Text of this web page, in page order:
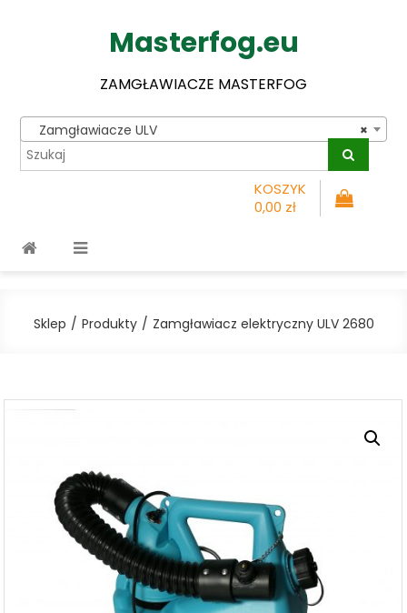
Masterfog.eu
ZAMGŁAWIACZE MASTERFOG
×
Zamgławiacze ULV
KOSZYK
0,00 zł
Sklep Produkty Zamgławiacz elektryczny ULV 2680